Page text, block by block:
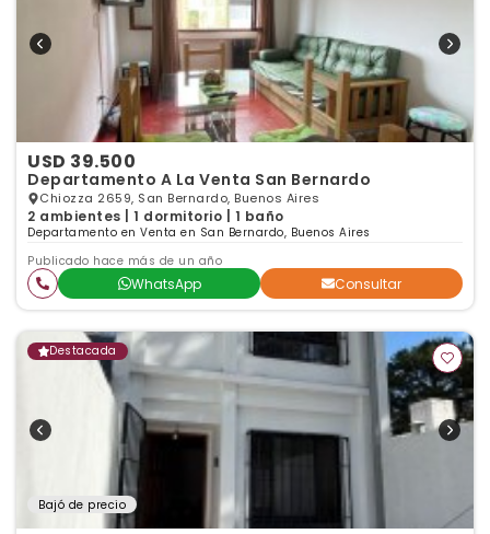
USD 39.500
Departamento A La Venta San Bernardo
Chiozza 2659, San Bernardo, Buenos Aires
2 ambientes | 1 dormitorio | 1 baño
Departamento en Venta en San Bernardo, Buenos Aires
Publicado hace más de un año
WhatsApp Consultar
Destacada
Bajó de precio